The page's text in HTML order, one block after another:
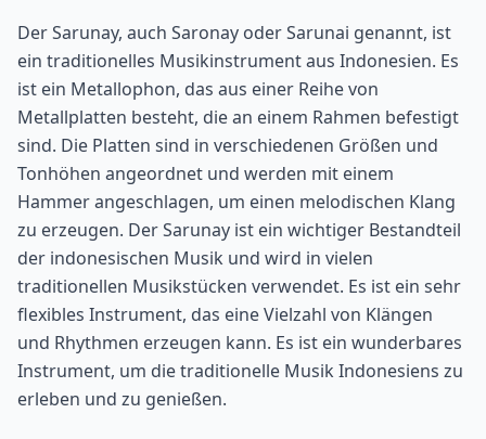
Der Sarunay, auch Saronay oder Sarunai genannt, ist
ein traditionelles Musikinstrument aus Indonesien. Es
ist ein Metallophon, das aus einer Reihe von
Metallplatten besteht, die an einem Rahmen befestigt
sind. Die Platten sind in verschiedenen Größen und
Tonhöhen angeordnet und werden mit einem
Hammer angeschlagen, um einen melodischen Klang
zu erzeugen. Der Sarunay ist ein wichtiger Bestandteil
der indonesischen Musik und wird in vielen
traditionellen Musikstücken verwendet. Es ist ein sehr
flexibles Instrument, das eine Vielzahl von Klängen
und Rhythmen erzeugen kann. Es ist ein wunderbares
Instrument, um die traditionelle Musik Indonesiens zu
erleben und zu genießen.